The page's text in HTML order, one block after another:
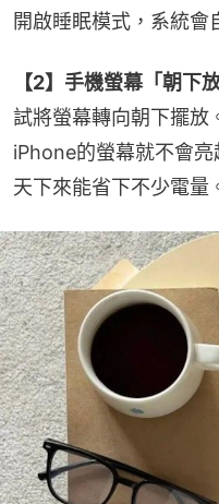
開啟睡眠模式，系統會
【2】手機螢幕「朝下
試將螢幕轉向朝下擺放
iPhone的螢幕就不會
天下來能省下不少電量